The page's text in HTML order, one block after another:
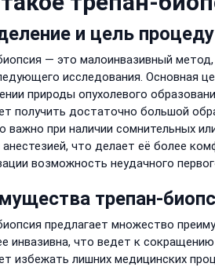
и цель
— это малоинвазивный
исследования. Основная
природы опухолевого
получить достаточно большой
важно при наличии сомнительных
что делает её более
возможность неудачного
трепан-
предлагает множество
инвазивна, что ведет к
избежать лишних медицинских